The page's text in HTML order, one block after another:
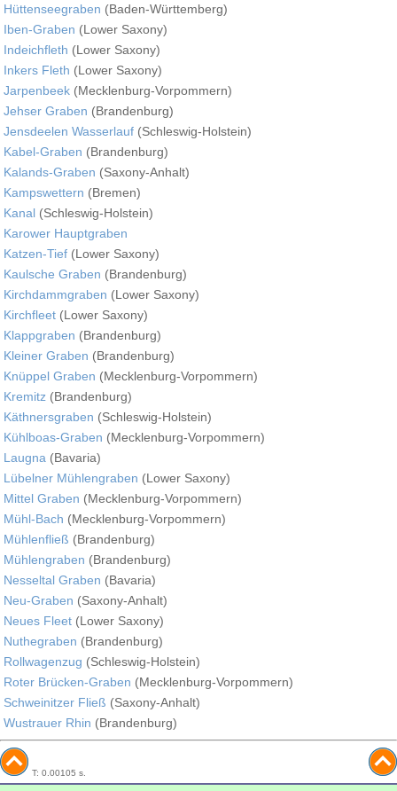
Hüttenseegraben (Baden-Württemberg)
Iben-Graben (Lower Saxony)
Indeichfleth (Lower Saxony)
Inkers Fleth (Lower Saxony)
Jarpenbeek (Mecklenburg-Vorpommern)
Jehser Graben (Brandenburg)
Jensdeelen Wasserlauf (Schleswig-Holstein)
Kabel-Graben (Brandenburg)
Kalands-Graben (Saxony-Anhalt)
Kampswettern (Bremen)
Kanal (Schleswig-Holstein)
Karower Hauptgraben
Katzen-Tief (Lower Saxony)
Kaulsche Graben (Brandenburg)
Kirchdammgraben (Lower Saxony)
Kirchfleet (Lower Saxony)
Klappgraben (Brandenburg)
Kleiner Graben (Brandenburg)
Knüppel Graben (Mecklenburg-Vorpommern)
Kremitz (Brandenburg)
Käthnersgraben (Schleswig-Holstein)
Kühlboas-Graben (Mecklenburg-Vorpommern)
Laugna (Bavaria)
Lübelner Mühlengraben (Lower Saxony)
Mittel Graben (Mecklenburg-Vorpommern)
Mühl-Bach (Mecklenburg-Vorpommern)
Mühlenfließ (Brandenburg)
Mühlengraben (Brandenburg)
Nesseltal Graben (Bavaria)
Neu-Graben (Saxony-Anhalt)
Neues Fleet (Lower Saxony)
Nuthegraben (Brandenburg)
Rollwagenzug (Schleswig-Holstein)
Roter Brücken-Graben (Mecklenburg-Vorpommern)
Schweinitzer Fließ (Saxony-Anhalt)
Wustrauer Rhin (Brandenburg)
T: 0.00105 s.